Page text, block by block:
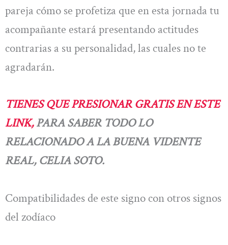
pareja cómo se profetiza que en esta jornada tu
acompañante estará presentando actitudes
contrarias a su personalidad, las cuales no te
agradarán.
TIENES QUE PRESIONAR GRATIS EN ESTE
LINK,PARA SABER TODO LO
RELACIONADO A LA BUENA VIDENTE
REAL, CELIA SOTO.
Compatibilidades de este signo con otros signos
del zodíaco